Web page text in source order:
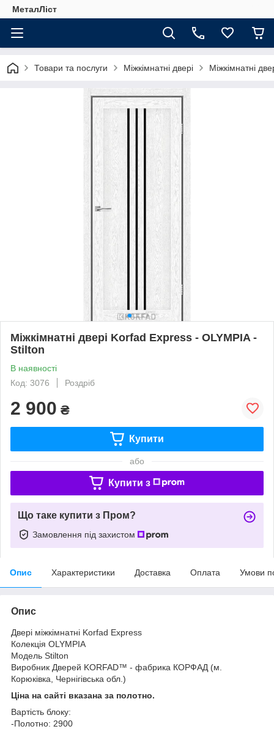
МеталЛіст
Товари та послуги Міжкімнатні двері Міжкімнатні
Міжкімнатні двері Korfad Express - OLYMPIA -
Stilton
В наявності
Код: 3076
Роздріб
2 900 ₴
Купити
або
Купити з
Що таке купити з Пром?
Замовлення під захистом
Опис Характеристики Доставка Оплата Умови
Опис
Двері міжкімнатні Korfad Express
Колекція OLYMPIA
Модель Stilton
Виробник Дверей KORFAD™ - фабрика КОРФАД (м.
Корюківка, Чернігівська обл.)
Ціна на сайті вказана за полотно.
Вартість блоку:
-Полотно: 2900